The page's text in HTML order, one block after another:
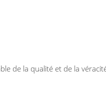
de la qualité et de la